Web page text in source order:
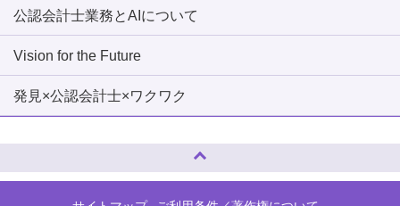
公認会計士業務とAIについて
Vision for the Future
発見×公認会計士×ワクワク